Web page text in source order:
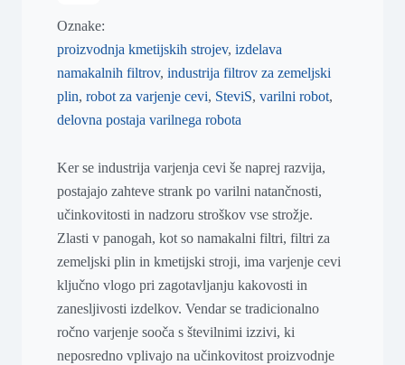
Oznake:
proizvodnja kmetijskih strojev,izdelava
namakalnih filtrov,industrija filtrov za zemeljski
plin,robot za varjenje cevi, SteviS,varilni robot,
delovna postaja varilnega robota
Ker se industrija varjenja cevi še naprej razvija,
postajajo zahteve strank po varilni natančnosti,
učinkovitosti in nadzoru stroškov vse strožje.
Zlasti v panogah, kot so namakalni filtri, filtri za
zemeljski plin in kmetijski stroji, ima varjenje cevi
ključno vlogo pri zagotavljanju kakovosti in
zanesljivosti izdelkov. Vendar se tradicionalno
ročno varjenje sooča s številnimi izzivi, ki
neposredno vplivajo na učinkovitost proizvodnje